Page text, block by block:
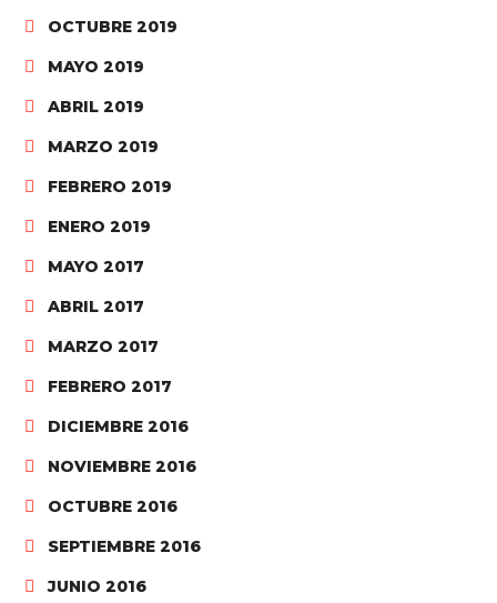
OCTUBRE 2019
MAYO 2019
ABRIL 2019
MARZO 2019
FEBRERO 2019
ENERO 2019
MAYO 2017
ABRIL 2017
MARZO 2017
FEBRERO 2017
DICIEMBRE 2016
NOVIEMBRE 2016
OCTUBRE 2016
SEPTIEMBRE 2016
JUNIO 2016